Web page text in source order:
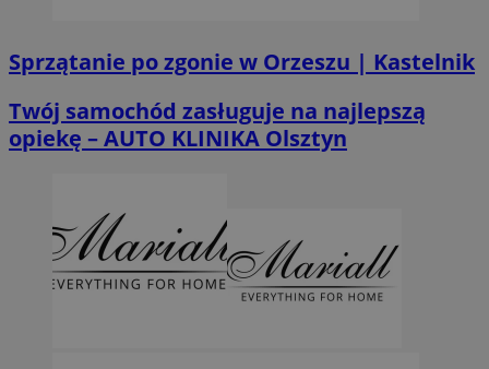
Sprzątanie po zgonie w Orzeszu | Kastelnik
Twój samochód zasługuje na najlepszą
opiekę – AUTO KLINIKA Olsztyn